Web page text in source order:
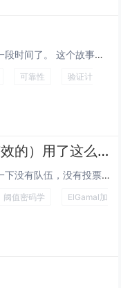
我一直在尝试启动这个系列的想法已经有一段时间了。 这个故事始于几个月前，当时我在一次会议上与一位同事交谈。在某个时候，我们开始讨论零知识证明（ZK 证明），特别是从哪里学习它们。 提到了一些不错的材料：例如，Rareskills 的零知...
可靠性
验证计
为什么数字投票系统（真正有效的）用了这么长时间才实现
如果能自信地通过手机投票会怎样？想象一下没有队伍，没有投票站。你的投票完全安全，你的选择绝对保密。没有计票员，因为即使是政府也不允许看到你投了谁。然而，任何地方的任何人都可以独立验证选举结果的合法性，精确到最后一张选票。 对投票系统和...
阈值密码学
ElGamal加